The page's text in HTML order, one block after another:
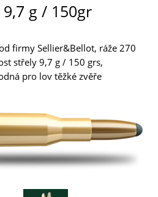
9,7 g / 150gr
firmy Sellier&Bellot, ráže 270
střely 9,7 g / 150 grs,
pro lov těžké zvěře